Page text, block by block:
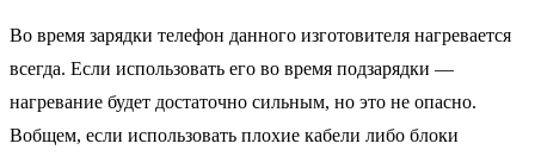
Во время зарядки телефон данного изготовителя нагревается
всегда. Если использовать его во время подзарядки —
нагревание будет достаточно сильным, но это не опасно.
Вобщем, если использовать плохие кабели либо блоки